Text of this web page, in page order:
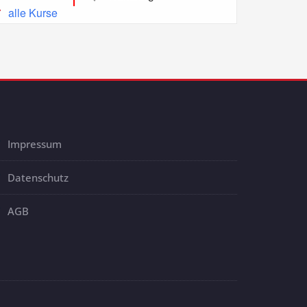
alle Kurse
Impressum
Datenschutz
AGB